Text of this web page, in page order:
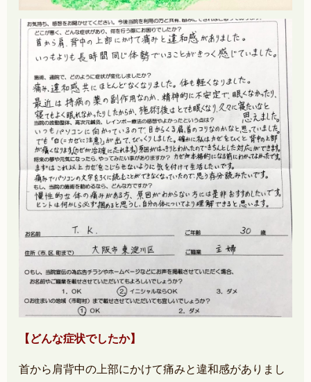
【どんな症状でしたか】
首から肩背中の上部にかけて痛みと違和感がありまし